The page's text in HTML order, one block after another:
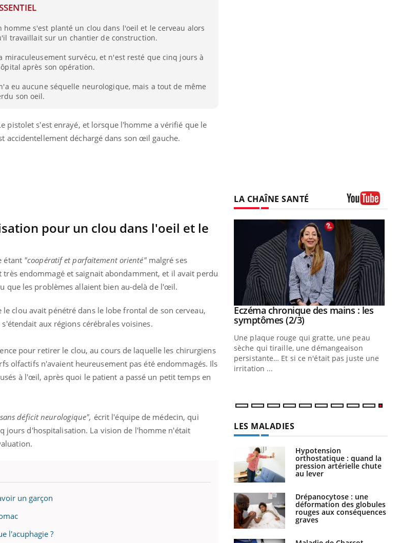
homme s'est planté un clou dans l'oeil et le cerveau alors
travaillait sur un chantier de construction.
miraculeusement survécu, et n'est resté que cinq jours à
après son opération.
eu aucune séquelle neurologique, mais a tout de même
son oeil.
pistolet s'est enrayé, et lorsque l'homme a vérifié que le
accidentellement déchargé dans son œil gauche.
pour un clou dans l'oeil et le
étant "coopératif et parfaitement orienté"malgré ses
endommagé et saignait abondamment, et il avait perdu
que les problèmes allaient bien au-delà de l'œil.
clou avait pénétré dans le lobe frontal de son cerveau,
aux régions cérébrales voisines.
pour retirer le clou, au cours de laquelle les chirurgiens
olfactifs n'avaient heureusement pas été endommagés. Ils
à l'œil, après quoi le patient a passé un petit temps en
déficit neurologique", écrit l'équipe de médecin, qui
jours d'hospitalisation. La vision de l'homme n'était
un garçon
l'acuphagie ?
LA CHAÎNE SANTÉ
mise sur le bien
de Pourquoi
Blugeon, DRH et
Youtube
Eczéma chronique des mains : au
quotidien (3/3)Youtube
dermatologue à Paris, vous explique
comment protéger vos mains au quotidien
et éviter les ...
Youtube
Eczéma chronique des mains : les
symptômes (2/3)Youtube
Une plaque rouge qui gratte, une peau
sèche qui tiraille, une démangeaison
persistante… Et si ce n'était pas juste une
irritation ...
LES MALADIES
Hypotension
orthostatique : quand la
pression artérielle chute
au lever
Drépanocytose : une
déformation des globules
rouges aux conséquences
graves